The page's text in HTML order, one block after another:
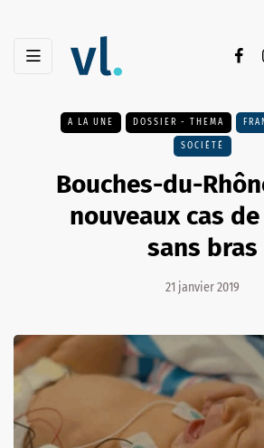
A LA UNE DOSSIER - THEMA
SOCIÉTÉ
Bouches-du-
nouveaux cas
sans bras
21 janvier 2019